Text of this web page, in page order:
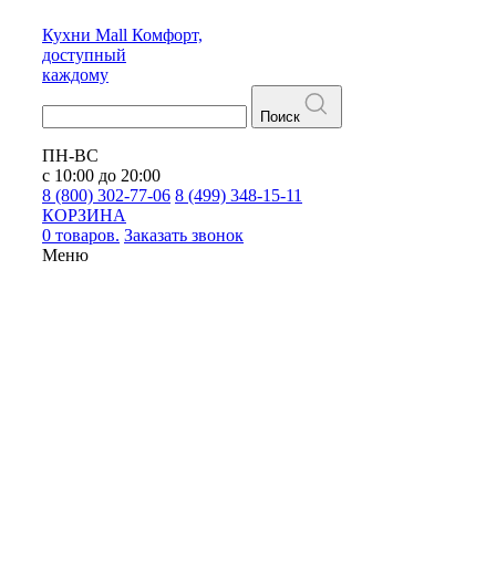
Кухни Mall Комфорт,
доступный
каждому
Поиск
ПН-ВС
с 10:00 до 20:00
8 (800) 302-77-06 8 (499) 348-15-11
КОРЗИНА
0 товаров. Заказать звонок
Меню